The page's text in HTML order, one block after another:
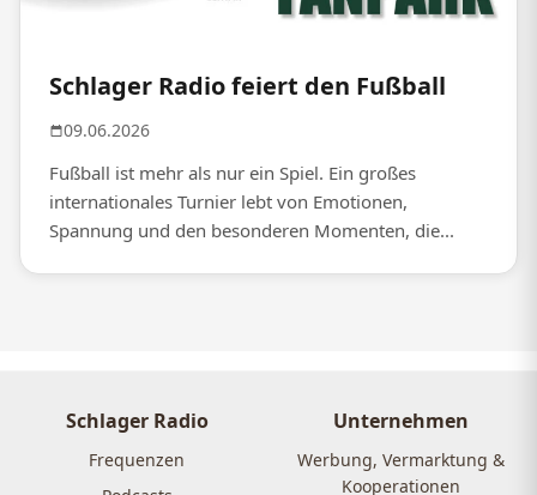
Schlager Radio feiert den Fußball
09.06.2026
Fußball ist mehr als nur ein Spiel. Ein großes
internationales Turnier lebt von Emotionen,
Spannung und den besonderen Momenten, die...
Schlager Radio
Frequenzen
Unternehmen
Werbung, Vermarktung &
Kooperationen